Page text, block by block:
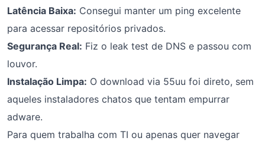
Latência Baixa: Consegui manter um ping excelente
para acessar repositórios privados.
Segurança Real: Fiz o leak test de DNS e passou com
louvor.
Instalação Limpa: O download via 55uu foi direto, sem
aqueles instaladores chatos que tentam empurrar
adware.
Para quem trabalha com TI ou apenas quer navegar